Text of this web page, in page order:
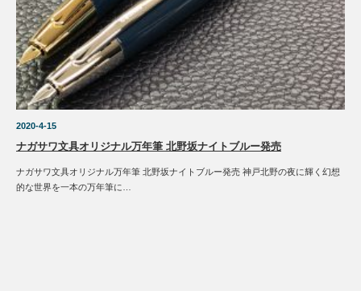
2020-4-15
ナガサワ文具オリジナル万年筆 北野坂ナイトブルー発売
ナガサワ文具オリジナル万年筆 北野坂ナイトブルー発売 神戸北野の夜に輝く幻想
的な世界を一本の万年筆に…